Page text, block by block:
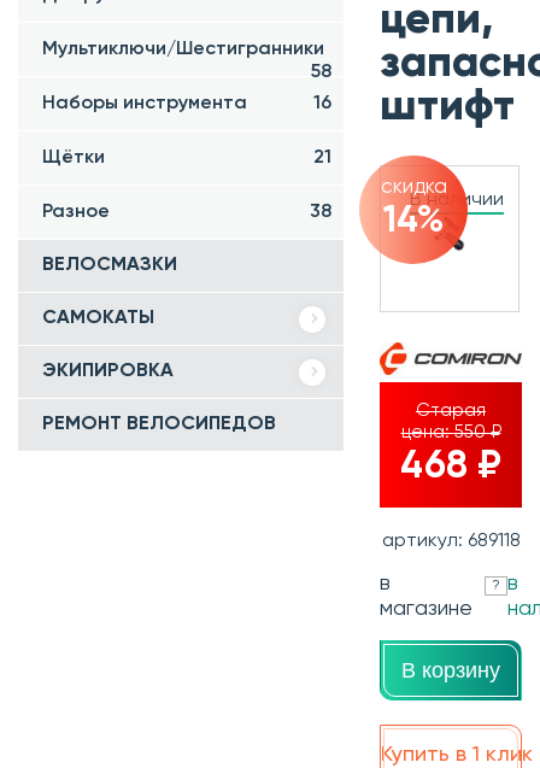
Мультиключи/Шестигранники
58
Наборы инструмента
16
Щётки 21
Разное 38
ВЕЛОСМАЗКИ
САМОКАТЫ
ЭКИПИРОВКА
РЕМОНТ ВЕЛОСИПЕДОВ
цепи,
штифт
В наличии
скидка
14%
Старая
цена:550 ₽
468 ₽
артикул: 689118
в
магазине
? в
В корзину
Купить в 1 клик